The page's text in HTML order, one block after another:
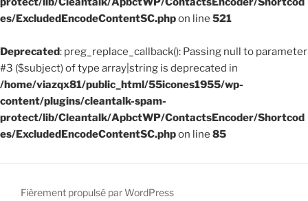
es/ExcludedEncodeContentSC.phpon line 521
Deprecated: preg_replace_callback(): Passing null to parameter
#3 ($subject) of type array|string is deprecated in
/home/viazqx81/public_html/55icones1955/wp-
content/plugins/cleantalk-spam-
protect/lib/Cleantalk/ApbctWP/ContactsEncoder/Shortcod
es/ExcludedEncodeContentSC.phpon line 85
Fièrement propulsé par WordPress